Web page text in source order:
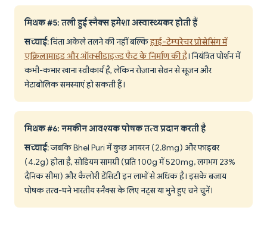
मिथक #5: तली हुई स्नैक्स हमेशा अस्वास्थ्यकर होती हैं
सच्चाई: चिंता अकेले तलने की नहीं बल्किहाई-टेम्परेचर प्रोसेसिंग में
एक्रिलामाइड और ऑक्सीडाइज्ड फैट के निर्माण की है। नियंत्रित पोर्शन में
कभी-कभार खाना स्वीकार्य है, लेकिन रोज़ाना सेवन से सूजन और
मेटाबोलिक समस्याएं हो सकती हैं।
मिथक #6: नमकीन आवश्यक पोषक तत्व प्रदान करती है
सच्चाई: जबकि Bhel Puri में कुछ आयरन (2.8mg) और फाइबर
(4.2g) होता है, सोडियम सामग्री (प्रति 100g में 520mg, लगभग 23%
दैनिक सीमा) और कैलोरी डेंसिटी इन लाभों से अधिक है। इसके बजाय
पोषक तत्व-घने भारतीय स्नैक्स के लिए नट्स या भुने हुए चने चुनें।